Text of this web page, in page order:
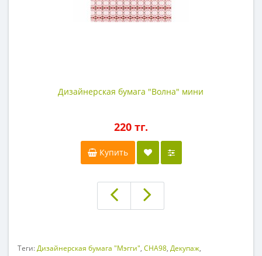
Дизайнерская бумага "Волна" мини
220 тг.
Купить
Теги:Дизайнерская бумага "Мэгги", CHA98, Декупаж,